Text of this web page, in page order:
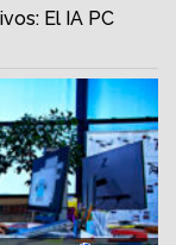
El IA PC